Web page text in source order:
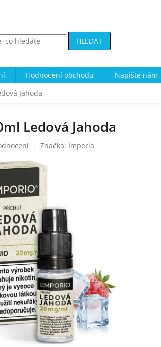
HLEDAT
Hodnocení obchodu Napište nám
Jahoda
Ledová Jahoda
Značka: Imperia